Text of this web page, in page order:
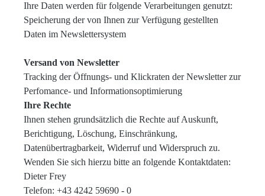
Ihre Daten werden für folgende Verarbeitungen genutzt:
Speicherung der von Ihnen zur Verfügung gestellten
Daten im Newslettersystem
Versand von Newsletter
Tracking der Öffnungs- und Klickraten der Newsletter zur
Perfomance- und Informationsoptimierung
Ihre Rechte
Ihnen stehen grundsätzlich die Rechte auf Auskunft,
Berichtigung, Löschung, Einschränkung,
Datenübertragbarkeit, Widerruf und Widerspruch zu.
Wenden Sie sich hierzu bitte an folgende Kontaktdaten:
Dieter Frey
Telefon: +43 4242 59690 - 0